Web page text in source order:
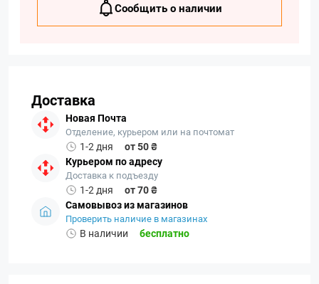
Сообщить о наличии
Доставка
Новая Почта
Отделение, курьером или на почтомат
1-2 дня
от 50 ₴
Курьером по адресу
Доставка к подъезду
1-2 дня
от 70 ₴
Самовывоз из магазинов
Проверить наличие в магазинах
В наличии бесплатно